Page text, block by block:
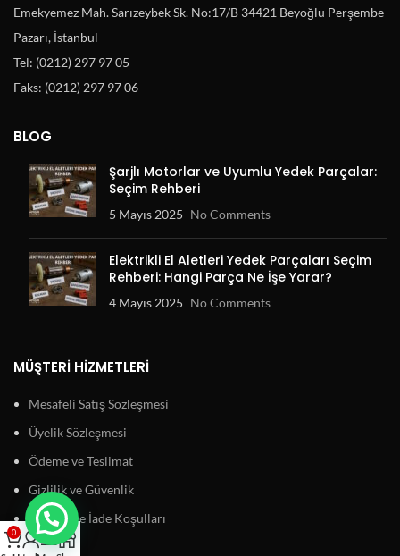
Emekyemez Mah. Sarızeybek Sk. No:17/B 34421 Beyoğlu Perşembe
Pazarı, İstanbul
Tel: (0212) 297 97 05
Faks: (0212) 297 97 06
BLOG
Şarjlı Motorlar ve Uyumlu Yedek Parçalar:
Seçim Rehberi
5 Mayıs 2025 No Comments
Elektrikli El Aletleri Yedek Parçaları Seçim
Rehberi: Hangi Parça Ne İşe Yarar?
4 Mayıs 2025 No Comments
MÜŞTERI HIZMETLERI
Mesafeli Satış Sözleşmesi
Üyelik Sözleşmesi
Ödeme ve Teslimat
Gizlilik ve Güvenlik
Garanti ve İade Koşulları
0